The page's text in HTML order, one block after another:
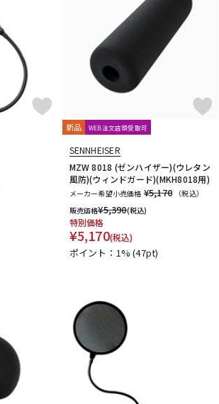
新品 WEB注文店頭受取可
SENNHEISER
MZW 8018 (ゼンハイザー)(ウレタン
風防)(ウィンドガード)(MKH8018用)
メーカー希望小売価格 ¥5,170
（税込）
販売価格¥5,390(税込)
特別価格
¥5,170(税込)
ポイント：1%(47pt)